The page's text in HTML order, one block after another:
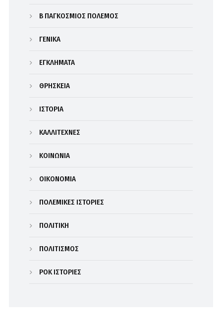
Β΄ ΠΑΓΚΟΣΜΙΟΣ ΠΟΛΕΜΟΣ
ΓΕΝΙΚΑ
ΕΓΚΛΗΜΑΤΑ
ΘΡΗΣΚΕΙΑ
ΙΣΤΟΡΙΑ
ΚΑΛΛΙΤΕΧΝΕΣ
ΚΟΙΝΩΝΙΑ
ΟΙΚΟΝΟΜΙΑ
ΠΟΛΕΜΙΚΕΣ ΙΣΤΟΡΙΕΣ
ΠΟΛΙΤΙΚΗ
ΠΟΛΙΤΙΣΜΟΣ
ΡΟΚ ΙΣΤΟΡΙΕΣ